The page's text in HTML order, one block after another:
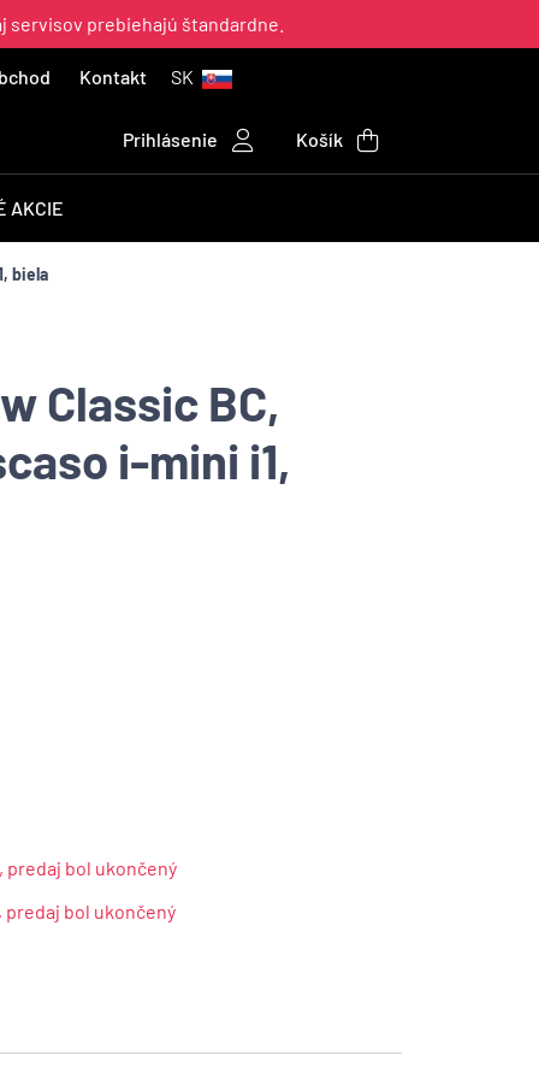
servisov prebiehajú štandardne.
Kontakt SK
Prihlásenie Košík
AKCIE
biela
Classic BC,
i-mini i1,
predaj bol ukončený
bol ukončený